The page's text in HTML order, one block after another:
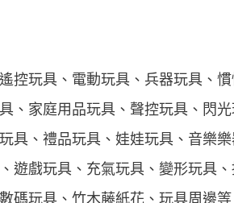
控玩具、電動玩具、兵器玩具、
、家庭用品玩具、聲控玩具、閃
具、禮品玩具、娃娃玩具、音樂
遊戲玩具、充氣玩具、變形玩具
碼玩具、竹木藤紙花、玩具周邊等